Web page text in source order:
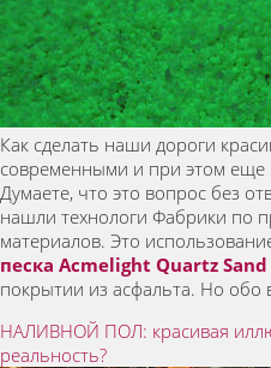
Как сделать наши дороги
современными и при этом еще
Думаете, что это вопрос без
нашли технологи Фабрики по
материалов. Это
песка Acmelight Quartz Sand
покрытии из асфальта. Но обо
НАЛИВНОЙ ПОЛ: красивая
реальность?